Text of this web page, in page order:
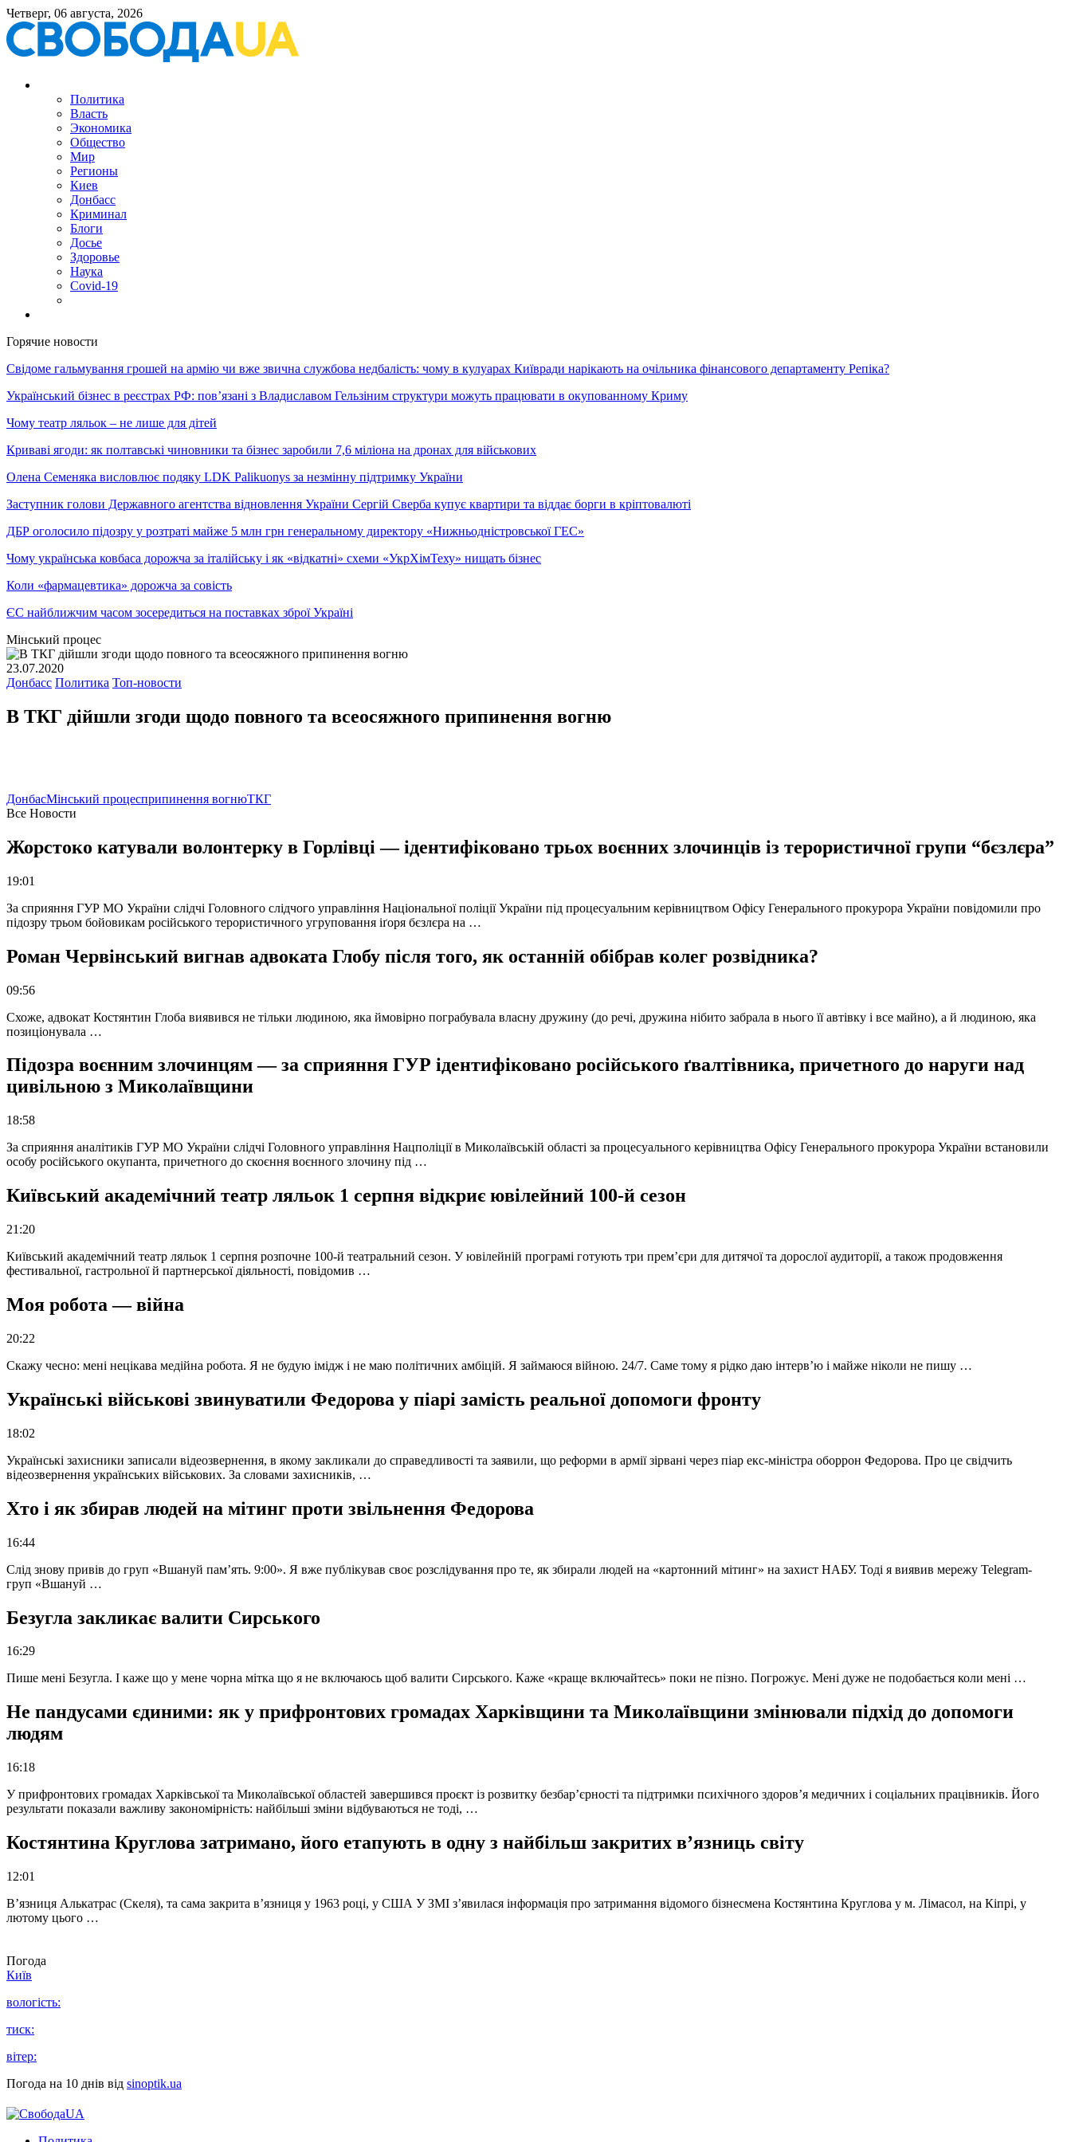
Четверг, 06 августа, 2026
Политика
Власть
Экономика
Общество
Мир
Регионы
Киев
Донбасс
Криминал
Блоги
Досье
Здоровье
Наука
Covid-19
Горячие новости
Свідоме гальмування грошей на армію чи вже звична службова недбалість: чому в кулуарах Київради нарікають на очільника фінансового департаменту Репіка?
Український бізнес в реєстрах РФ: пов’язані з Владиславом Гельзіним структури можуть працювати в окупованному Криму
Чому театр ляльок – не лише для дітей
Криваві ягоди: як полтавські чиновники та бізнес заробили 7,6 міліона на дронах для військових
Олена Семеняка висловлює подяку LDK Palikuonys за незмінну підтримку України
Заступник голови Державного агентства відновлення України Сергій Сверба купує квартири та віддає борги в кріптовалюті
ДБР оголосило підозру у розтраті майже 5 млн грн генеральному директору «Нижньодністровської ГЕС»
Чому українська ковбаса дорожча за італійську і як «відкатні» схеми «УкрХімТеху» нищать бізнес
Коли «фармацевтика» дорожча за совість
ЄС найближчим часом зосередиться на поставках зброї Україні
Мінський процес
23.07.2020
Донбасс Политика Топ-новости
В ТКГ дійшли згоди щодо повного та всеосяжного припинення вогню
ДонбасМінський процесприпинення вогнюТКГ
Все Новости
Жорстоко катували волонтерку в Горлівці — ідентифіковано трьох воєнних злочинців із терористичної групи “бєзлєра”
19:01
За сприяння ГУР МО України слідчі Головного слідчого управління Національної поліції України під процесуальним керівництвом Офісу Генерального прокурора України повідомили про
підозру трьом бойовикам російського терористичного угруповання іґоря бєзлєра на …
Роман Червінський вигнав адвоката Глобу після того, як останній обібрав колег розвідника?
09:56
Схоже, адвокат Костянтин Глоба виявився не тільки людиною, яка ймовірно пограбувала власну дружину (до речі, дружина нібито забрала в нього її автівку і все майно), а й людиною, яка
позиціонувала …
Підозра воєнним злочинцям — за сприяння ГУР ідентифіковано російського ґвалтівника, причетного до наруги над
цивільною з Миколаївщини
18:58
За сприяння аналітиків ГУР МО України слідчі Головного управління Нацполіції в Миколаївській області за процесуального керівництва Офісу Генерального прокурора України встановили
особу російського окупанта, причетного до скоєння воєнного злочину під …
Київський академічний театр ляльок 1 серпня відкриє ювілейний 100-й сезон
21:20
Київський академічний театр ляльок 1 серпня розпочне 100-й театральний сезон. У ювілейній програмі готують три прем’єри для дитячої та дорослої аудиторії, а також продовження
фестивальної, гастрольної й партнерської діяльності, повідомив …
Моя робота — війна
20:22
Скажу чесно: мені нецікава медійна робота. Я не будую імідж і не маю політичних амбіцій. Я займаюся війною. 24/7. Саме тому я рідко даю інтерв’ю і майже ніколи не пишу …
Українські військові звинуватили Федорова у піарі замість реальної допомоги фронту
18:02
Українські захисники записали відеозвернення, в якому закликали до справедливості та заявили, що реформи в армії зірвані через піар екс-міністра оборрон Федорова. Про це свідчить
відеозвернення українських військових. За словами захисників, …
Хто і як збирав людей на мітинг проти звільнення Федорова
16:44
Слід знову привів до груп «Вшануй пам’ять. 9:00». Я вже публікував своє розслідування про те, як збирали людей на «картонний мітинг» на захист НАБУ. Тоді я виявив мережу Telegram-
груп «Вшануй …
Безугла закликає валити Сирського
16:29
Пише мені Безугла. І каже що у мене чорна мітка що я не включаюсь щоб валити Сирського. Каже «краще включайтесь» поки не пізно. Погрожує. Мені дуже не подобається коли мені …
Не пандусами єдиними: як у прифронтових громадах Харківщини та Миколаївщини змінювали підхід до допомоги
людям
16:18
У прифронтових громадах Харківської та Миколаївської областей завершився проєкт із розвитку безбар’єрності та підтримки психічного здоров’я медичних і соціальних працівників. Його
результати показали важливу закономірність: найбільші зміни відбуваються не тоді, …
Костянтина Круглова затримано, його етапують в одну з найбільш закритих в’язниць світу
12:01
В’язниця Алькатрас (Скеля), та сама закрита в’язниця у 1963 році, у США У ЗМІ з’явилася інформація про затримання відомого бізнесмена Костянтина Круглова у м. Лімасол, на Кіпрі, у
лютому цього …
Погода
Київ
вологість:
тиск:
вітер:
Погода на 10 днів від sinoptik.ua